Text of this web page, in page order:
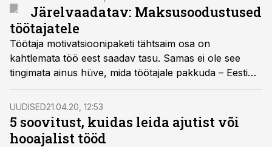
Järelvaadatav: Maksusoodustused
töötajatele
Töötaja motivatsioonipaketi tähtsaim osa on
kahtlemata töö eest saadav tasu. Samas ei ole see
tingimata ainus hüve, mida töötajale pakkuda – Eesti
maksusüsteemis on tööandjal võimalik töötajale ette
näha veel mitmeid muid maksusoodustusi, mille abil
töötajate heaolu suurendada, lisaks on need
maksustamise mõttes sageli palgast soodsamad.
UUDISED21.04.20, 12:53
5 soovitust, kuidas leida ajutist või
hooajalist tööd